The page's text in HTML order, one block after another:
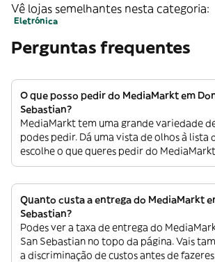
Vê lojas semelhantes nesta categoria:
Eletrónica
Perguntas frequentes
O que posso pedir do MediaMarkt em
Sebastian?
MediaMarkt tem uma grande variedade
podes pedir. Dá uma vista de olhos à lista
escolhe o que queres pedir do
Quanto custa a entrega do MediaMarkt
Sebastian?
Podes ver a taxa de entrega do
San Sebastian no topo da página. Vais
a discriminação de custos antes de